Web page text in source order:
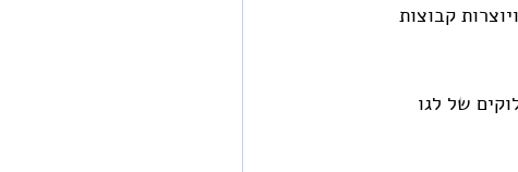
קבוצות
של לגו